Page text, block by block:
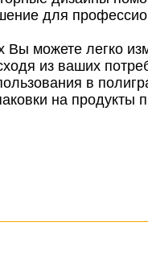
для
Вы можете легко
из ваших
в
на продукты